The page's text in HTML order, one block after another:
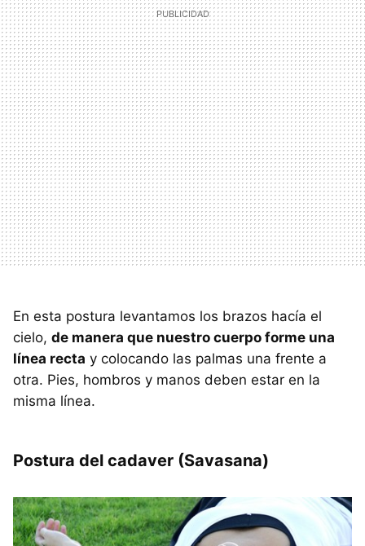
En esta postura levantamos los brazos hacía el
cielo, de manera que nuestro cuerpo forme una
línea recta y colocando las palmas una frente a
otra. Pies, hombros y manos deben estar en la
misma línea.
Postura del cadaver (Savasana)